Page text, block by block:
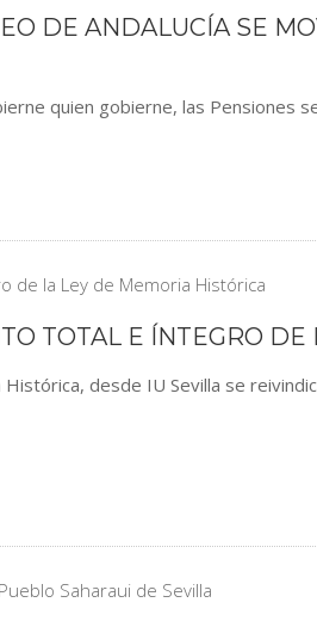
DE ANDALUCÍA SE
quien gobierne, las Pensiones
TOTAL E ÍNTEGRO
desde IU Sevilla se